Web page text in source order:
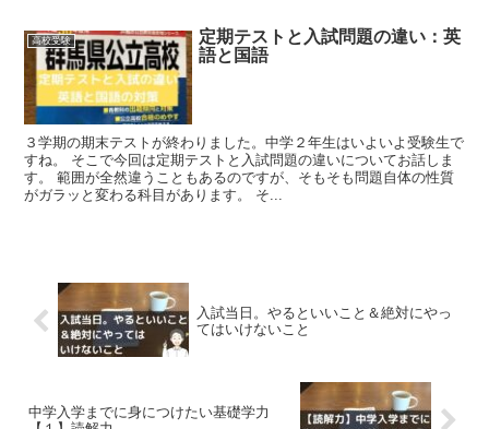
高校受験
定期テストと入試問題の違い：英
語と国語
３学期の期末テストが終わりました。中学２年生はいよいよ受験生で
すね。 そこで今回は定期テストと入試問題の違いについてお話しま
す。 範囲が全然違うこともあるのですが、そもそも問題自体の性質
がガラッと変わる科目があります。 そ...
入試当日。やるといいこと＆絶対にやっ
てはいけないこと
中学入学までに身につけたい基礎学力